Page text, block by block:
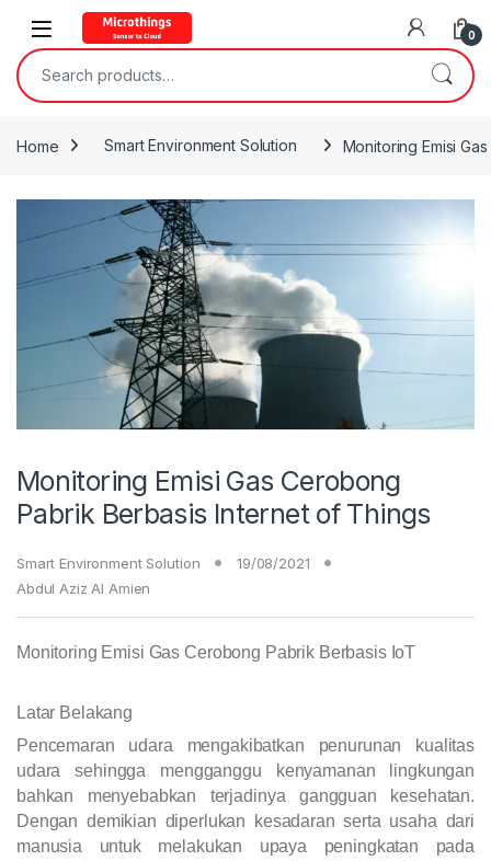
Open 0
Search for:
Home Smart Environment Solution Monitoring Emisi
Monitoring Emisi Gas Cerobong
Pabrik Berbasis Internet of Things
Smart Environment Solution
19/08/2021
Abdul Aziz Al Amien
Monitoring Emisi Gas Cerobong Pabrik Berbasis IoT
Latar Belakang
Pencemaran udara mengakibatkan penurunan kualitas
udara sehingga mengganggu kenyamanan lingkungan
bahkan menyebabkan terjadinya gangguan kesehatan.
Dengan demikian diperlukan kesadaran serta usaha dari
manusia untuk melakukan upaya peningkatan pada